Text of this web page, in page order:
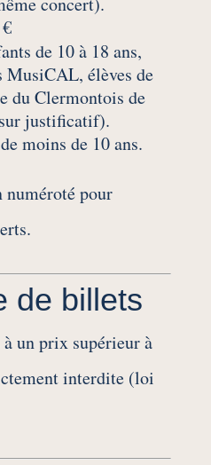
de 10 à 18 ans,
MusiCAL, élèves de
du Clermontois de
justificatif).
moins de 10 ans.
numéroté pour
de billets
un prix supérieur à
interdite (loi